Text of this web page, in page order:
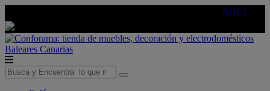
AQUÍ
Baleares Canarias